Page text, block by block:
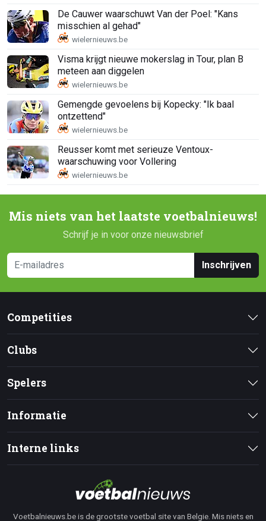
De Cauwer waarschuwt Van der Poel: "Kans
misschien al gehad"
Visma krijgt nieuwe mokerslag in Tour, plan B
meteen aan diggelen
Gemengde gevoelens bij Kopecky: "Ik baal
ontzettend"
Reusser komt met serieuze Ventoux-
waarschuwing voor Vollering
Mis niets van het laatste voetbalnieuws!
Schrijf je in voor onze nieuwsbrief
Inschrijven
Competities
Clubs
Spelers
Informatie
Interne links
Voetbalnieuws.be is de grootste voetbal site van Belgie. Mis niets en